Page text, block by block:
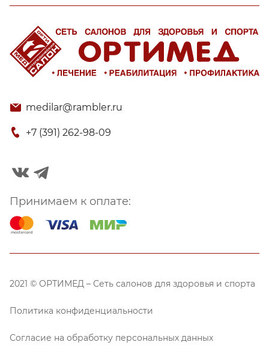
medilar@rambler.ru
+7 (391) 262-98-09
Принимаем к оплате:
2021 © ОРТИМЕД – Сеть салонов для здоровья и спорта
Политика конфиденциальности
Согласие на обработку персональных данных